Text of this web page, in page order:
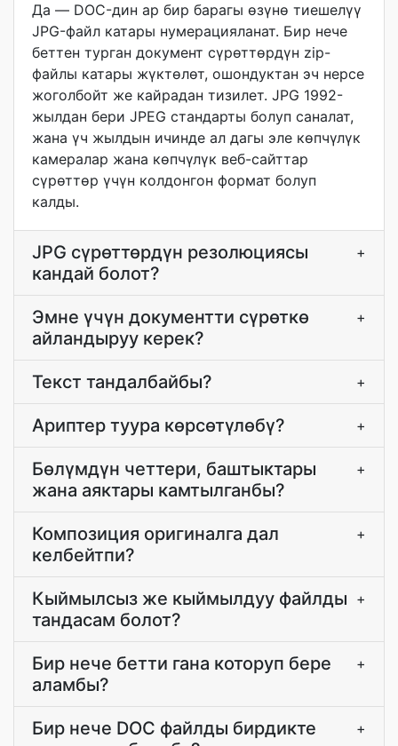
Да — DOC-дин ар бир барагы өзүнө тиешелүү
JPG-файл катары нумерацияланат. Бир нече
беттен турган документ сүрөттөрдүн zip-
файлы катары жүктөлөт, ошондуктан эч нерсе
жоголбойт же кайрадан тизилет. JPG 1992-
жылдан бери JPEG стандарты болуп саналат,
жана үч жылдын ичинде ал дагы эле көпчүлүк
камералар жана көпчүлүк веб-сайттар
сүрөттөр үчүн колдонгон формат болуп
калды.
JPG сүрөттөрдүн резолюциясы
кандай болот?
+
Эмне үчүн документти сүрөткө
айландыруу керек?
+
Текст тандалбайбы? +
Ариптер туура көрсөтүлөбү? +
Бөлүмдүн четтери, баштыктары
жана аяктары камтылганбы?
+
Композиция оригиналга дал
келбейтпи?
+
Кыймылсыз же кыймылдуу файлды
тандасам болот?
+
Бир нече бетти гана которуп бере
аламбы?
+
Бир нече DOC файлды бирдикте
+